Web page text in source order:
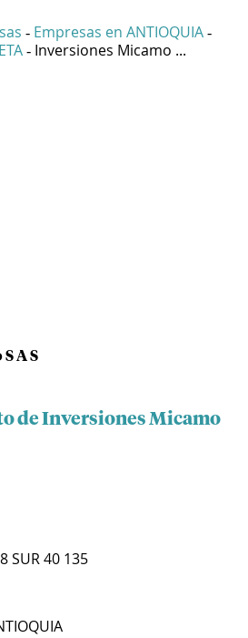
- Empresas en ANTIOQUIA -
- Inversiones Micamo ...
A S
de Inversiones Micamo
SUR 40 135